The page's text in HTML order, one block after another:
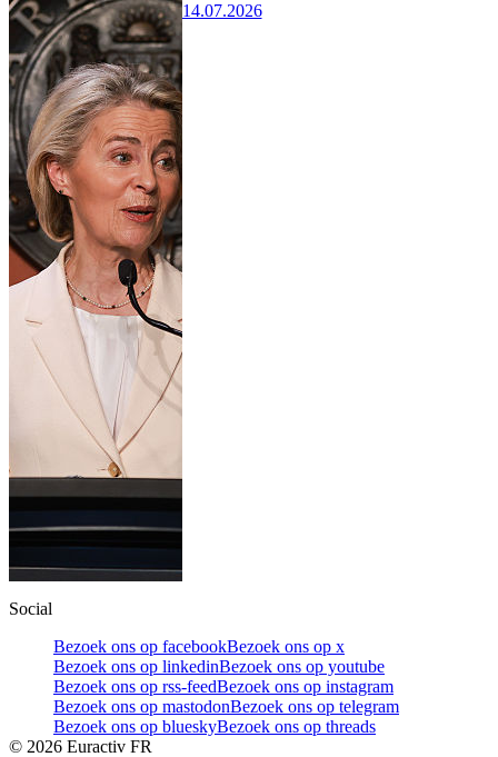
14.07.2026
Social
Bezoek ons op facebookBezoek ons op x
Bezoek ons op linkedinBezoek ons op youtube
Bezoek ons op rss-feedBezoek ons op instagram
Bezoek ons op mastodonBezoek ons op telegram
Bezoek ons op blueskyBezoek ons op threads
© 2026 Euractiv FR